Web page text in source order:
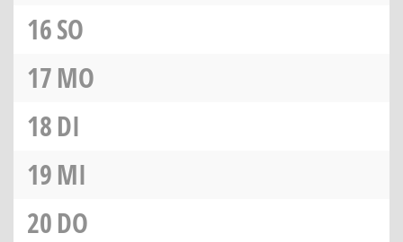
16SO
17MO
18DI
19MI
20DO